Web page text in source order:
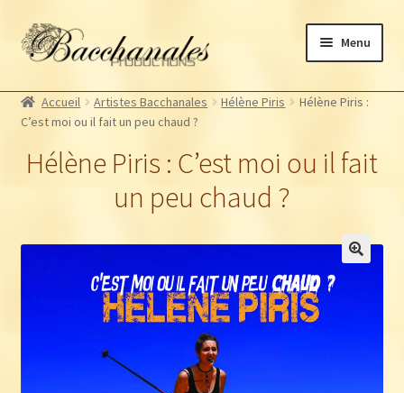
Aller
à
navigation
Aller
au
Menu
Artistes Bacchanales
menu
Autres productions
Ouvrir
le
Souscriptions
Accueil Artistes Bacchanales Hélène Piris
Hélène Piris :
C’est moi ou il fait un peu chaud ?
Hélène Piris : C’est moi ou il fait
un peu chaud ?